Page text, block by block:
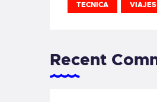
TECNICA
Recent